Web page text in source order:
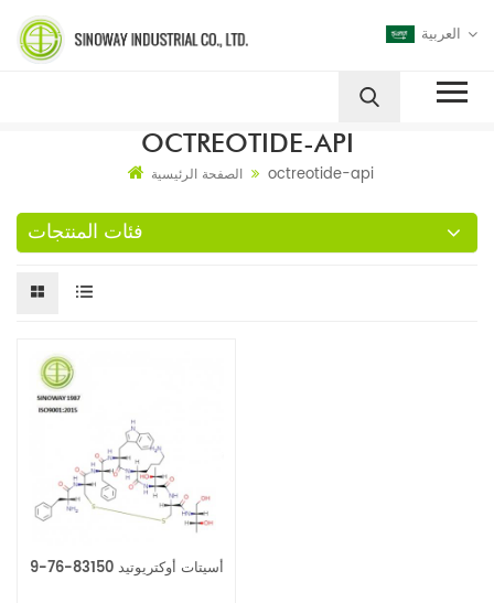
العربية
OCTREOTIDE-API
الصفحة الرئيسية octreotide-api
فئات المنتجات
أسيتات أوكتريوتيد 83150-76-9